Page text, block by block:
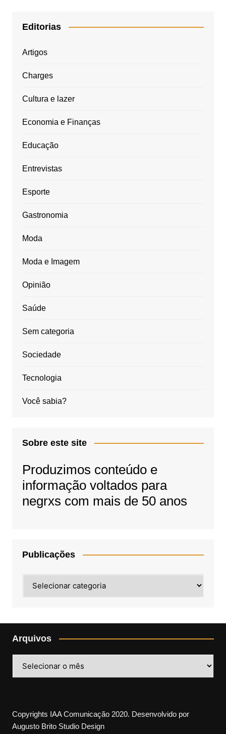
Editorias
Artigos
Charges
Cultura e lazer
Economia e Finanças
Educação
Entrevistas
Esporte
Gastronomia
Moda
Moda e Imagem
Opinião
Saúde
Sem categoria
Sociedade
Tecnologia
Você sabia?
Sobre este site
Produzimos conteúdo e
informação voltados para
negrxs com mais de 50 anos
Publicações
Arquivos
Copyrights IAA Comunicação 2020. Desenvolvido por
Augusto Brito Studio Design